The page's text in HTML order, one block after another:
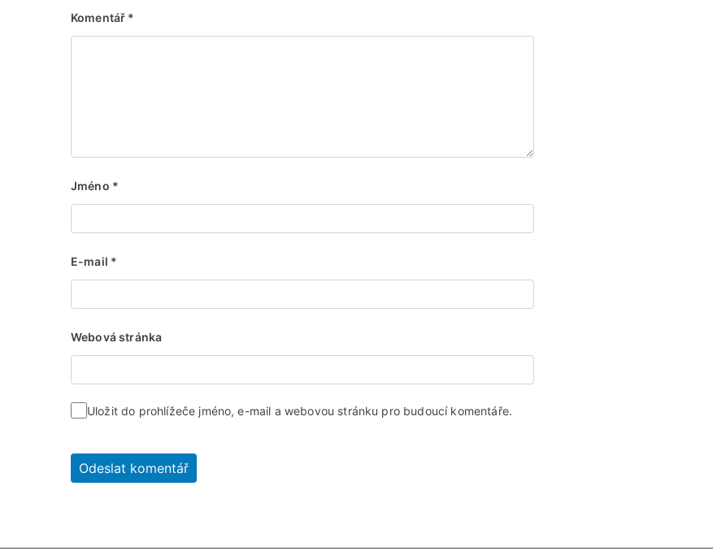
Komentář *
Jméno *
E-mail *
Webová stránka
Uložit do prohlížeče jméno, e-mail a webovou stránku pro budoucí komentáře.